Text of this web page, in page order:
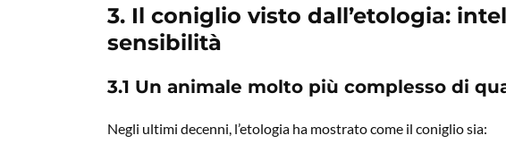
3. Il coniglio visto dall’etologia:
sensibilità
3.1 Un animale molto più complesso di
Negli ultimi decenni, l’etologia ha mostrato come il coniglio sia: